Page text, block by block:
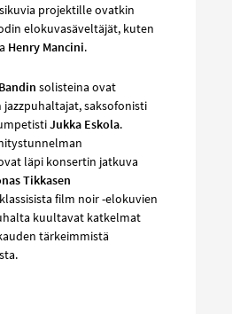
projektille ovatkin
elokuvasäveltäjät, kuten
Henry Mancini.
solisteina ovat
saksofonisti
Jukka Eskola.
läpi konsertin jatkuva
Tikkasen
film noir -elokuvien
kuultavat katkelmat
tärkeimmistä